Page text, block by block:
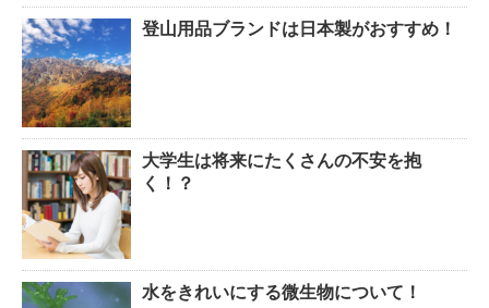
登山用品ブランドは日本製がおすすめ！
大学生は将来にたくさんの不安を抱
く！？
水をきれいにする微生物について！